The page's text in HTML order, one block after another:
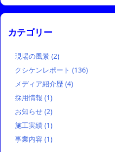
カテゴリー
現場の風景 (2)
クシケンレポート (136)
メディア紹介歴 (4)
採用情報 (1)
お知らせ (2)
施工実績 (1)
事業内容 (1)